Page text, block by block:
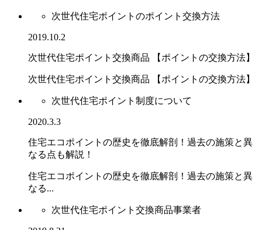
次世代住宅ポイントのポイント交換方法
2019.10.2
次世代住宅ポイント交換商品 【ポイントの交換方法】
次世代住宅ポイント交換商品 【ポイントの交換方法】
次世代住宅ポイント制度について
2020.3.3
住宅エコポイントの歴史を徹底解剖！過去の施策と異
なる点も解説！
住宅エコポイントの歴史を徹底解剖！過去の施策と異
なる...
次世代住宅ポイント交換商品事業者